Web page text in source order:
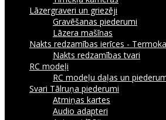
Lāzergraveri un griezēji
Gravēšanas piederumi
Lāzera mašīnas
Nakts redzamības ierīces -
Nakts redzamības tvari
RC modeļi
RC modeļu daļas un
Svari Tālruņa piederumi
Atmiņas kartes
Audio adapteri